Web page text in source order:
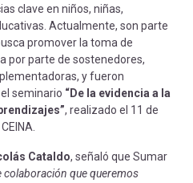
clave en niños, niñas,
Actualmente, son parte
promover la toma de
por parte de sostenedores,
y fueron
seminario “De la evidencia a la
, realizado el 11 de
Cataldo, señaló que Sumar
colaboración que queremos